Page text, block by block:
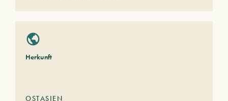
Herkunft
OSTASIEN